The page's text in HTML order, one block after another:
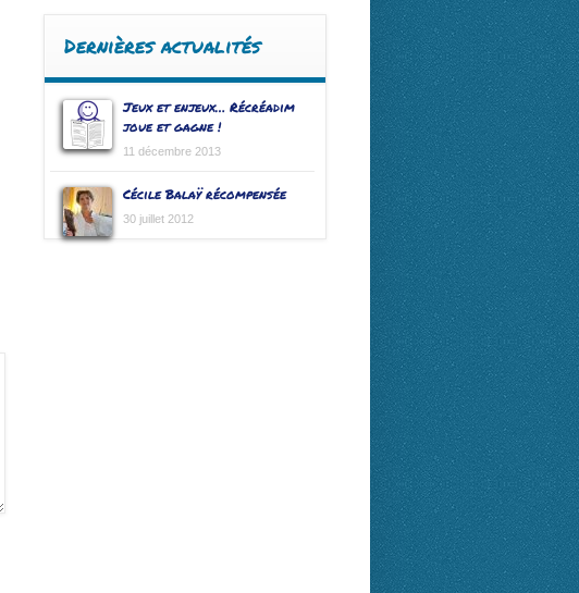
Dernières actualités
Jeux et enjeux… Récréadim
joue et gagne !
11 décembre 2013
Cécile Balaÿ récompensée
30 juillet 2012